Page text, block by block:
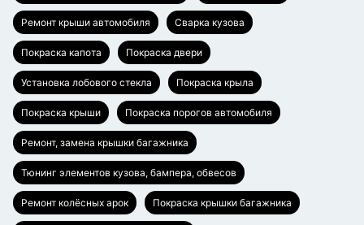
Ремонт крыши автомобиля Сварка кузова
Покраска капота Покраска двери
Установка лобового стекла Покраска крыла
Покраска крыши Покраска порогов автомобиля
Ремонт, замена крышки багажника
Тюнинг элементов кузова, бампера, обвесов
Ремонт колёсных арок Покраска крышки багажника